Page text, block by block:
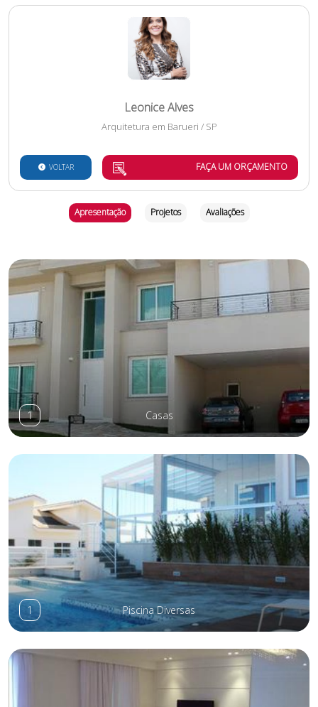
Leonice Alves
Arquitetura em Barueri / SP
VOLTAR FAÇA UM ORÇAMENTO
Apresentação Projetos Avaliações
1 Casas
1 Piscina Diversas